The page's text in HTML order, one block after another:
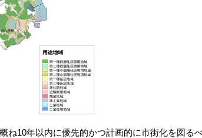
ね10年以内に優先的かつ計画的に市街化を図る